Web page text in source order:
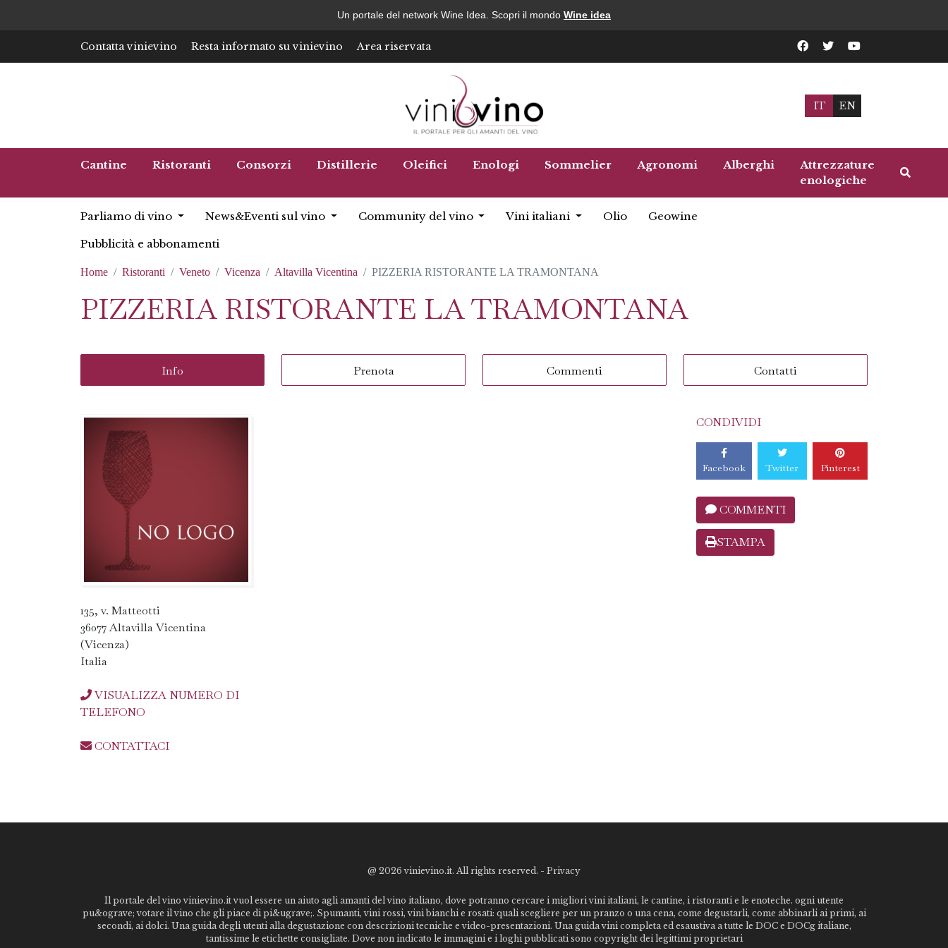
Un portale del network Wine Idea. Scopri il mondo Wine idea
Contatta vinievino Resta informato su vinievino Area riservata
IT EN
Cantine Ristoranti Consorzi Distillerie Oleifici Enologi Sommelier Agronomi Alberghi
Attrezzature
enologiche
Parliamo di vino News&Eventi sul vino Community del vino Vini italiani Olio Geowine
Pubblicità e abbonamenti
Home Ristoranti Veneto Vicenza Altavilla Vicentina PIZZERIA RISTORANTE LA TRAMONTANA
PIZZERIA RISTORANTE LA TRAMONTANA
Info Prenota Commenti Contatti
135, v. Matteotti
36077 Altavilla Vicentina
(Vicenza)
Italia
VISUALIZZA NUMERO DI
TELEFONO
CONTATTACI
CONDIVIDI
Facebook Twitter Pinterest
COMMENTI
STAMPA
@ 2026 vinievino.it. All rights reserved. - Privacy
Il portale del vino vinievino.it vuol essere un aiuto agli amanti del vino italiano, dove potranno cercare i migliori vini italiani, le cantine, i ristoranti e le enoteche. ogni utente
pu&ograve; votare il vino che gli piace di pi&ugrave;. Spumanti, vini rossi, vini bianchi e rosati: quali scegliere per un pranzo o una cena, come degustarli, come abbinarli ai primi, ai
secondi, ai dolci. Una guida degli utenti alla degustazione con descrizioni tecniche e video-presentazioni. Una guida vini completa ed esaustiva a tutte le DOC e DOCg italiane,
tantissime le etichette consigliate. Dove non indicato le immagini e i loghi pubblicati sono copyright dei legittimi proprietari